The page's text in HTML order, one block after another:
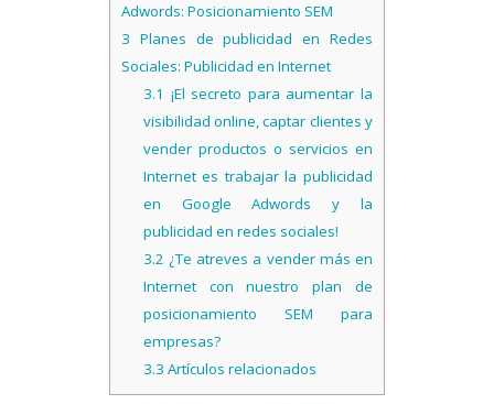
Adwords: Posicionamiento SEM
3 Planes de publicidad en Redes
Sociales: Publicidad en Internet
3.1 ¡El secreto para aumentar la
visibilidad online, captar clientes y
vender productos o servicios en
Internet es trabajar la publicidad
en Google Adwords y la
publicidad en redes sociales!
3.2 ¿Te atreves a vender más en
Internet con nuestro plan de
posicionamiento SEM para
empresas?
3.3 Artículos relacionados